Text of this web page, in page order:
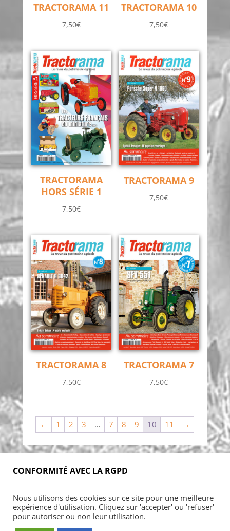
TRACTORAMA 11
7,50€
TRACTORAMA 10
7,50€
TRACTORAMA
HORS SÉRIE 1
7,50€
TRACTORAMA 9
7,50€
TRACTORAMA 8
7,50€
TRACTORAMA 7
7,50€
← 1 2 3 … 7 8 9 10 11 →
CONFORMITÉ AVEC LA RGPD
Nous utilisons des cookies sur ce site pour une meilleure
expérience d'utilisation. Cliquez sur 'accepter' ou 'refuser'
pour autoriser ou non leur utilisation.